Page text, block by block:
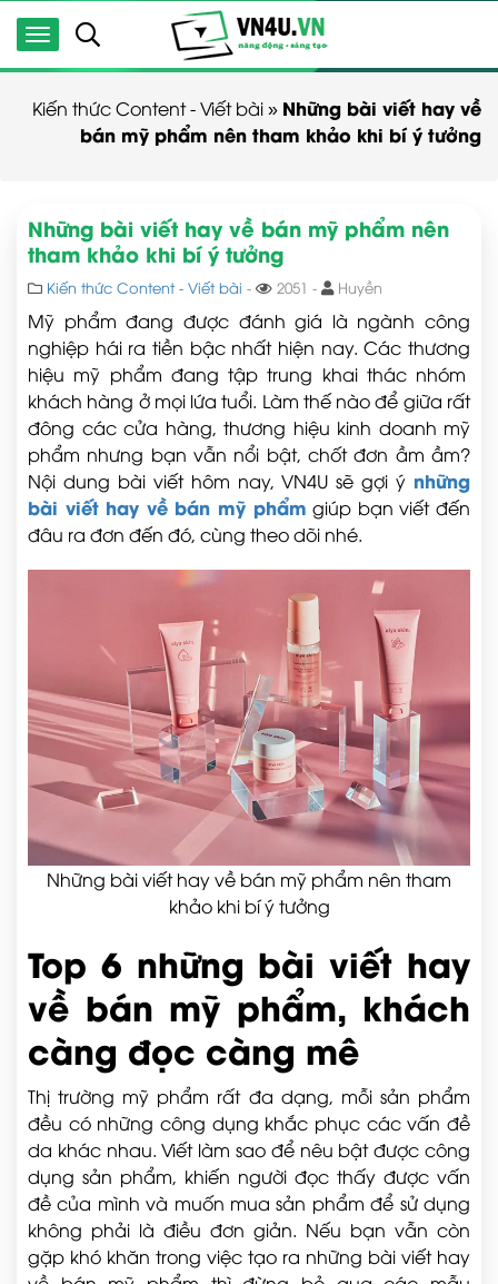
Kiến thức Content - Viết bài» Những bài viết hay về
bán mỹ phẩm nên tham khảo khi bí ý tưởng
Những bài viết hay về bán mỹ phẩm nên
tham khảo khi bí ý tưởng
Kiến thức Content - Viết bài - 2051 - Huyền
Mỹ phẩm đang được đánh giá là ngành công
nghiệp hái ra tiền bậc nhất hiện nay. Các thương
hiệu mỹ phẩm đang tập trung khai thác nhóm
khách hàng ở mọi lứa tuổi. Làm thế nào để giữa rất
đông các cửa hàng, thương hiệu kinh doanh mỹ
phẩm nhưng bạn vẫn nổi bật, chốt đơn ầm ầm?
Nội dung bài viết hôm nay, VN4U sẽ gợi ý những
bài viết hay về bán mỹ phẩm giúp bạn viết đến
đâu ra đơn đến đó, cùng theo dõi nhé.
Những bài viết hay về bán mỹ phẩm nên tham
khảo khi bí ý tưởng
Top 6 những bài viết hay
về bán mỹ phẩm, khách
càng đọc càng mê
Thị trường mỹ phẩm rất đa dạng, mỗi sản phẩm
đều có những công dụng khắc phục các vấn đề
da khác nhau. Viết làm sao để nêu bật được công
dụng sản phẩm, khiến người đọc thấy được vấn
đề của mình và muốn mua sản phẩm để sử dụng
không phải là điều đơn giản. Nếu bạn vẫn còn
gặp khó khăn trong việc tạo ra những bài viết hay